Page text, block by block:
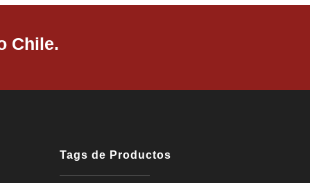
Chile.
Tags de Productos